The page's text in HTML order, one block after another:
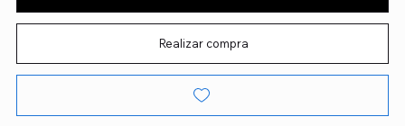
Realizar compra